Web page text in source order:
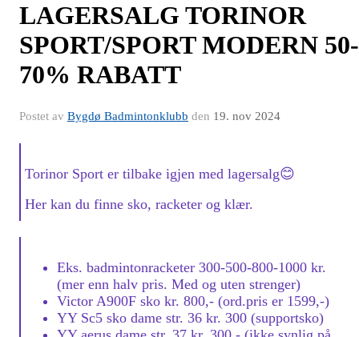
LAGERSALG TORINOR
SPORT/SPORT MODERN 50-
70% RABATT
Postet av Bygdø Badmintonklubb den 19. nov 2024
Torinor Sport er tilbake igjen med lagersalg😊
Her kan du finne sko, racketer og klær.
Eks. badmintonracketer 300-500-800-1000 kr.
(mer enn halv pris. Med og uten strenger)
Victor A900F sko kr. 800,- (ord.pris er 1599,-)
YY Sc5 sko dame str. 36 kr. 300 (supportsko)